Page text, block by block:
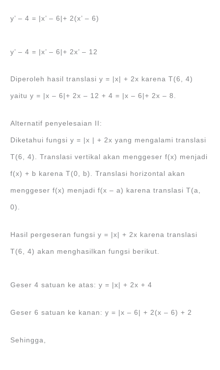
y’ – 4 = |x’ – 6|+ 2(x’ – 6)
y’ – 4 = |x’ – 6|+ 2x’ – 12
Diperoleh hasil translasi y = |x| + 2x karena T(6, 4)
yaitu y = |x – 6|+ 2x – 12 + 4 = |x – 6|+ 2x – 8.
Alternatif penyelesaian II:
Diketahui fungsi y = |x | + 2x yang mengalami translasi
T(6, 4). Translasi vertikal akan menggeser f(x) menjadi
f(x) + b karena T(0, b). Translasi horizontal akan
menggeser f(x) menjadi f(x – a) karena translasi T(a,
0).
Hasil pergeseran fungsi y = |x| + 2x karena translasi
T(6, 4) akan menghasilkan fungsi berikut.
Geser 4 satuan ke atas: y = |x| + 2x + 4
Geser 6 satuan ke kanan: y = |x – 6| + 2(x – 6) + 2
Sehingga,